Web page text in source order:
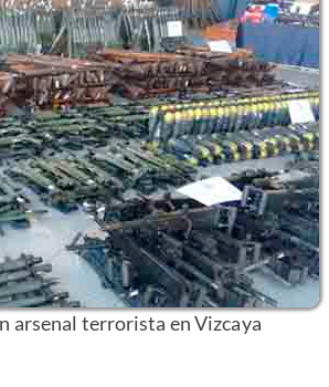
arsenal terrorista en Vizcaya